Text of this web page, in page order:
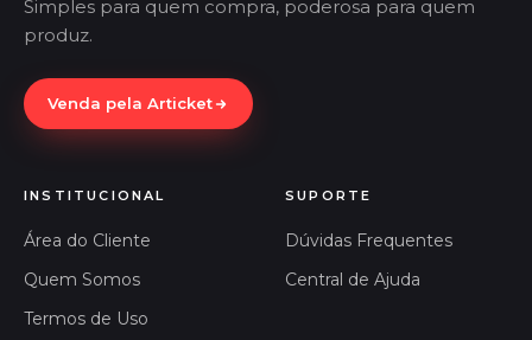
Simples para quem compra, poderosa para quem
produz.
Venda pela Articket
INSTITUCIONAL
Área do Cliente
Quem Somos
Termos de Uso
SUPORTE
Dúvidas Frequentes
Central de Ajuda